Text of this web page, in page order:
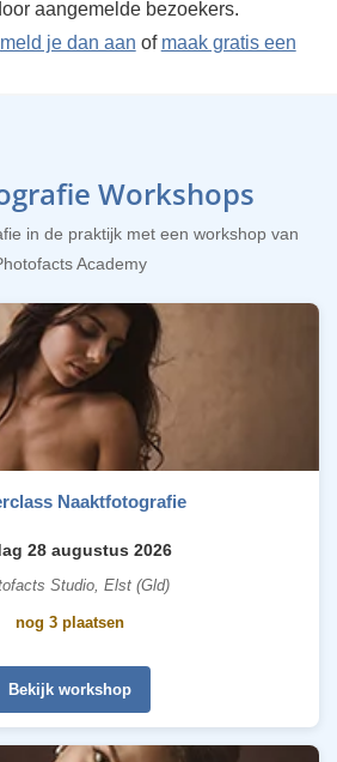
aangemelde bezoekers.
meld je dan aan of maak gratis een
Workshops
in de praktijk met een workshop van
Academy
Naaktfotografie
28 augustus 2026
Studio, Elst (Gld)
nog 3 plaatsen
Bekijk workshop